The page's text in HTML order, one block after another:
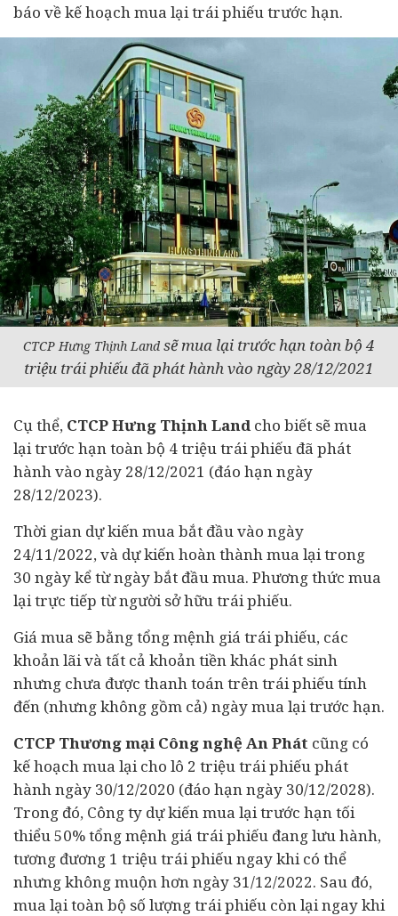
báo về kế hoạch mua lại trái phiếu trước hạn.
CTCP Hưng Thịnh Land sẽ mua lại trước hạn toàn bộ 4
triệu trái phiếu đã phát hành vào ngày 28/12/2021
Cụ thể, CTCP Hưng Thịnh Land cho biết sẽ mua
lại trước hạn toàn bộ 4 triệu trái phiếu đã phát
hành vào ngày 28/12/2021 (đáo hạn ngày
28/12/2023).
Thời gian dự kiến mua bắt đầu vào ngày
24/11/2022, và dự kiến hoàn thành mua lại trong
30 ngày kể từ ngày bắt đầu mua. Phương thức mua
lại trực tiếp từ người sở hữu trái phiếu.
Giá mua sẽ bằng tổng mệnh giá trái phiếu, các
khoản lãi và tất cả khoản tiền khác phát sinh
nhưng chưa được thanh toán trên trái phiếu tính
đến (nhưng không gồm cả) ngày mua lại trước hạn.
CTCP Thương mại Công nghệ An Phát cũng có
kế hoạch mua lại cho lô 2 triệu trái phiếu phát
hành ngày 30/12/2020 (đáo hạn ngày 30/12/2028).
Trong đó, Công ty dự kiến mua lại trước hạn tối
thiểu 50% tổng mệnh giá trái phiếu đang lưu hành,
tương đương 1 triệu trái phiếu ngay khi có thể
nhưng không muộn hơn ngày 31/12/2022. Sau đó,
mua lại toàn bộ số lượng trái phiếu còn lại ngay khi